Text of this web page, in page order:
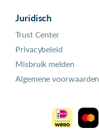
Juridisch
Trust Center
Privacybeleid
Misbruik melden
Algemene voorwaarden